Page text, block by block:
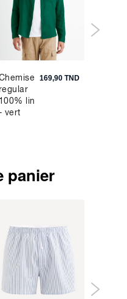
100% lin
vert
169,90 TND
panier